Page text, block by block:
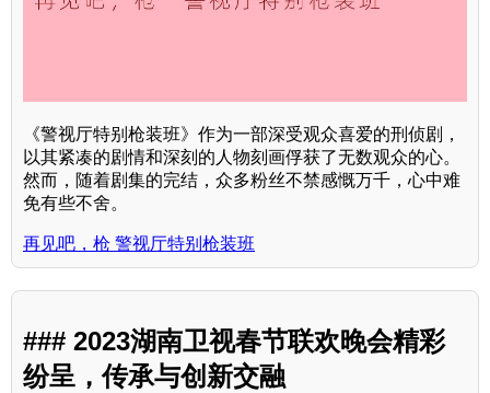
《警视厅特别枪装班》作为一部深受观众喜爱的刑侦剧，
以其紧凑的剧情和深刻的人物刻画俘获了无数观众的心。
然而，随着剧集的完结，众多粉丝不禁感慨万千，心中难
免有些不舍。
再见吧，枪 警视厅特别枪装班
### 2023湖南卫视春节联欢晚会精彩
纷呈，传承与创新交融